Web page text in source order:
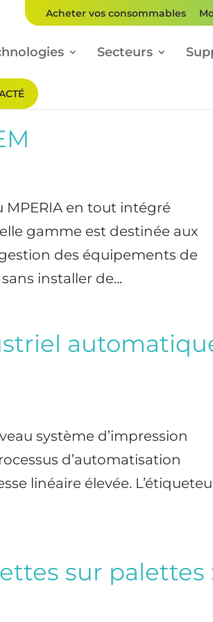
Acheter vos consommables
Secteurs
MPERIA en tout intégré
gamme est destinée aux
des équipements de
installer de...
système d’impression
d’automatisation
linéaire élevée.
sur palettes